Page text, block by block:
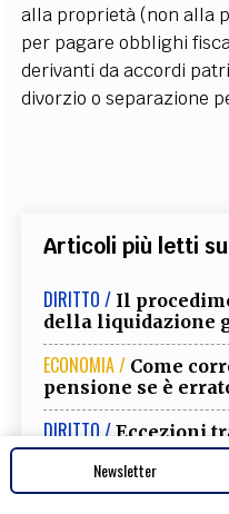
alla proprietà (non alla
per pagare obblighi
derivanti da accordi
divorzio o separazione
Articoli più letti
DIRITTO / Il
della liquidazione
ECONOMIA / Come
pensione se è
DIRITTO / Eccezioni
debitore,
Newsletter